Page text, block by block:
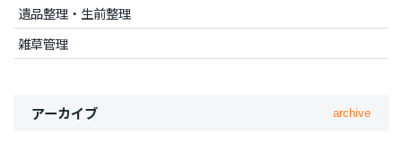
遺品整理・生前整理
雑草管理
アーカイブ archive